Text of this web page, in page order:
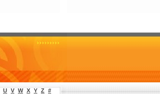
U V W X Y Z #